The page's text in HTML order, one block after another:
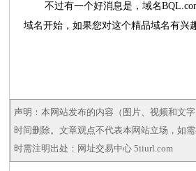
不过有一个好消息是，域名
域名开始，如果您对这个精品域名有兴
声明：本网站发布的内容（图片、视频和文
时间删除。文章观点不代表本网站立场，如
时需注明出处：网址交易中心 5iiurl.com